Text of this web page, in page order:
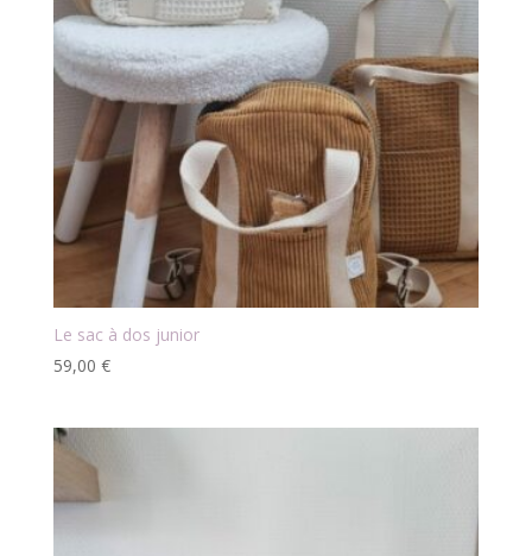
Le sac à dos junior
59,00 €